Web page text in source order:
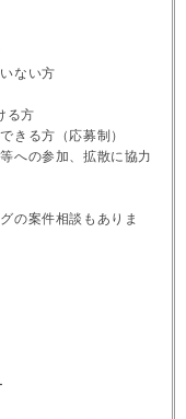
ない方
る方
きる方（応募制）
への参加、拡散に協力
の案件相談もありま